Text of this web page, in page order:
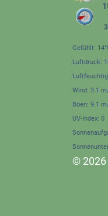
Gefühlt:
Luftdruck:
Wind: 3.1
Böen: 9.1
UV-Index: 0
© 2026